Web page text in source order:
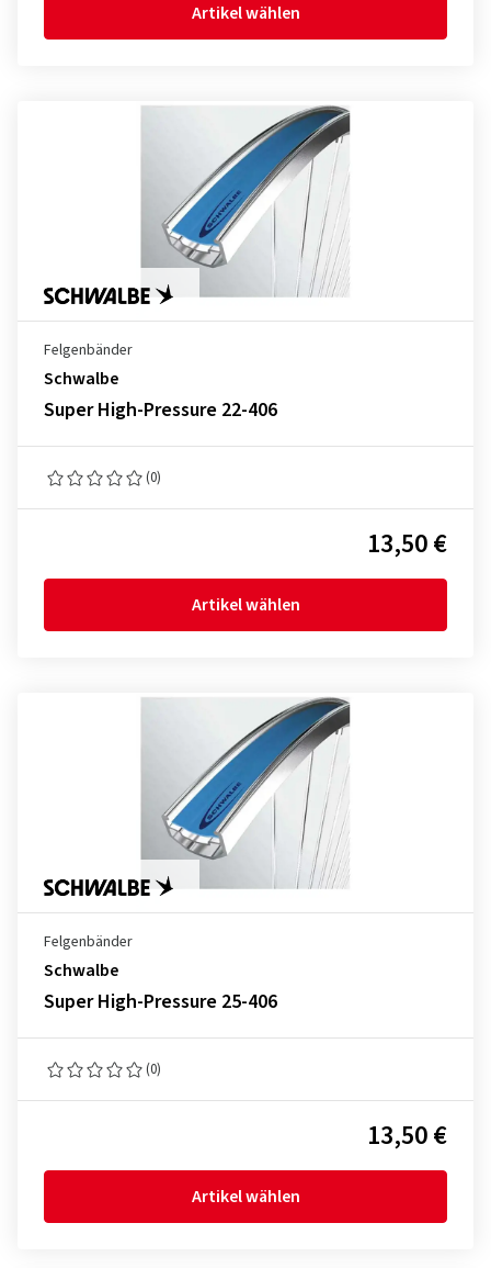
Artikel wählen
Felgenbänder
Schwalbe
Super High-Pressure 22-406
(0)
13,50 €
Artikel wählen
Felgenbänder
Schwalbe
Super High-Pressure 25-406
(0)
13,50 €
Artikel wählen